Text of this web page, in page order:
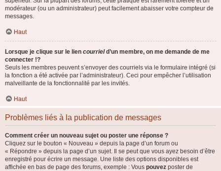
modérateur (ou un administrateur) peut facilement abaisser votre compteur de
messages.
Haut
Lorsque je clique sur le lien courrield’un membre, on me demande de me
connecter !?
Seuls les membres peuvent s’envoyer des courriels via le formulaire intégré (si
la fonction a été activée par l’administrateur). Ceci pour empêcher l’utilisation
malveillante de la fonctionnalité par les invités.
Haut
Problèmes liés à la publication de messages
Comment créer un nouveau sujet ou poster une réponse ?
Cliquez sur le bouton « Nouveau » depuis la page d’un forum ou
« Répondre » depuis la page d’un sujet. Il se peut que vous ayez besoin d’être
enregistré pour écrire un message. Une liste des options disponibles est
affichée en bas de page des forums, exemple : Vous pouvez poster de